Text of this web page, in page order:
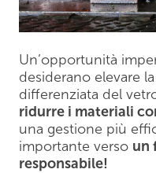
Un’opportunità
desiderano elevare
differenziata del
ridurre i materiali
una gestione più
importante verso un
responsabile!